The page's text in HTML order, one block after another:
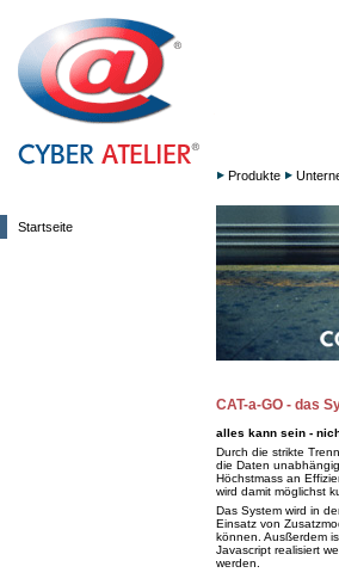
Startseite
Produkte
CAT-a-GO - das
alles kann sein -
Durch die strikte
die Daten
Höchstmass an
wird damit möglichst
Das System wird in
Einsatz von
können. Ausßerdem
Javascript realisiert
werden.